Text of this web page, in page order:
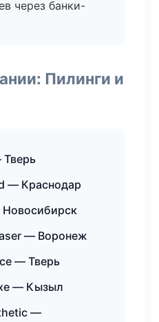
через банки-
Пилинги и
— Краснодар
— Воронеж
— Тверь
— Кызыл
—